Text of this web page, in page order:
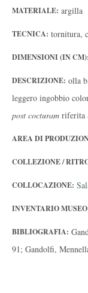
MATERIALE: argilla
TECNICA: tornitura,
DIMENSIONI (IN CM):
DESCRIZIONE: olla
leggero ingobbio
post cocturam riferita
AREA DI
COLLEZIONE /
COLLOCAZIONE:
INVENTARIO
BIBLIOGRAFIA:
91; Gandolfi,